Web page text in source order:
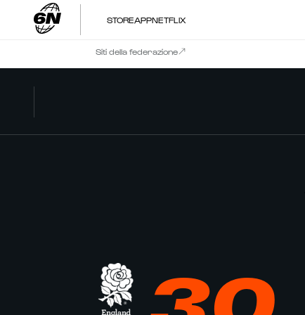
STOREAPPNETFLIX
Siti della federazione